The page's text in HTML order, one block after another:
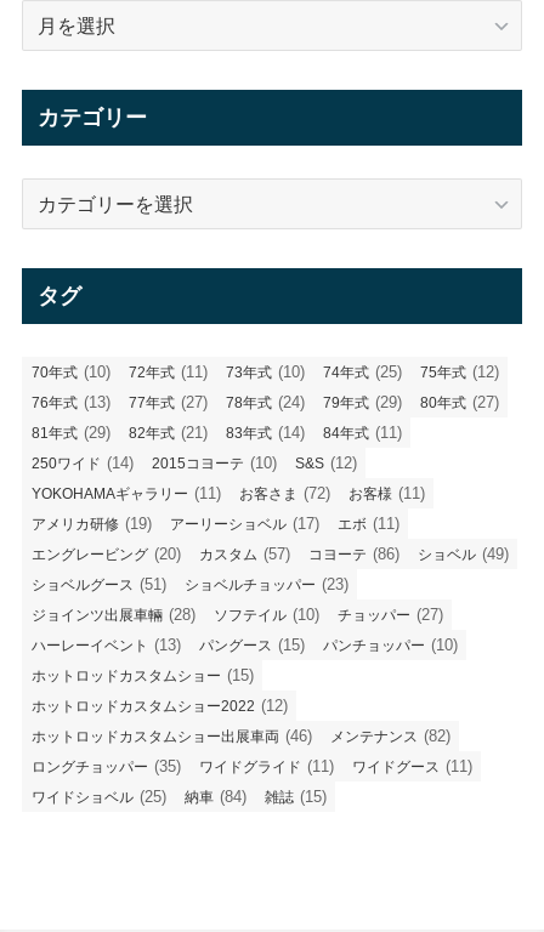
カテゴリー
タグ
70年式 (10) 72年式 (11) 73年式 (10) 74年式 (25) 75年式 (12)
76年式 (13) 77年式 (27) 78年式 (24) 79年式 (29) 80年式 (27)
81年式 (29) 82年式 (21) 83年式 (14) 84年式 (11)
250ワイド (14) 2015コヨーテ (10) S&S (12)
YOKOHAMAギャラリー (11) お客さま (72) お客様 (11)
アメリカ研修 (19) アーリーショベル (17) エボ (11)
エングレービング (20) カスタム (57) コヨーテ (86) ショベル (49)
ショベルグース (51) ショベルチョッパー (23)
ジョインツ出展車輛 (28) ソフテイル (10) チョッパー (27)
ハーレーイベント (13) パングース (15) パンチョッパー (10)
ホットロッドカスタムショー (15)
ホットロッドカスタムショー2022 (12)
ホットロッドカスタムショー出展車両 (46) メンテナンス (82)
ロングチョッパー (35) ワイドグライド (11) ワイドグース (11)
ワイドショベル (25) 納車 (84) 雑誌 (15)